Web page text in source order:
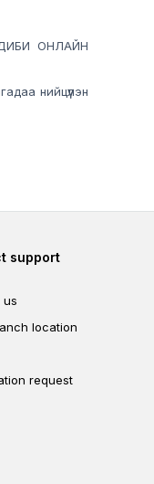
ОНЛАЙН
нийцүүлэн
fourth
support
us
location
request